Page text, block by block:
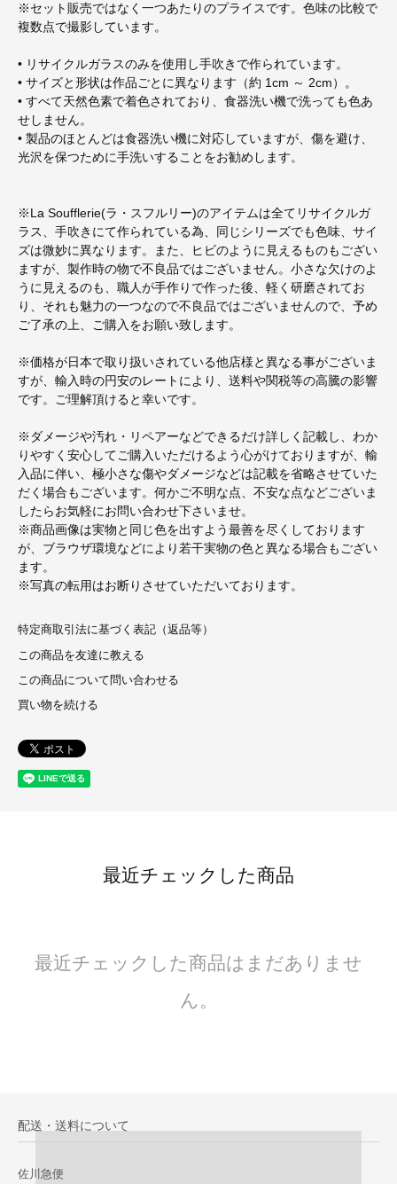
※セット販売ではなく一つあたりのプライスです。色味の比較で
複数点で撮影しています。
• リサイクルガラスのみを使用し手吹きで作られています。
• サイズと形状は作品ごとに異なります（約 1cm ～ 2cm）。
• すべて天然色素で着色されており、食器洗い機で洗っても色あ
せしません。
• 製品のほとんどは食器洗い機に対応していますが、傷を避け、
光沢を保つために手洗いすることをお勧めします。
※La Soufflerie(ラ・スフルリー)のアイテムは全てリサイクルガ
ラス、手吹きにて作られている為、同じシリーズでも色味、サイ
ズは微妙に異なります。また、ヒビのように見えるものもござい
ますが、製作時の物で不良品ではございません。小さな欠けのよ
うに見えるのも、職人が手作りで作った後、軽く研磨されてお
り、それも魅力の一つなので不良品ではございませんので、予め
ご了承の上、ご購入をお願い致します。
※価格が日本で取り扱いされている他店様と異なる事がございま
すが、輸入時の円安のレートにより、送料や関税等の高騰の影響
です。ご理解頂けると幸いです。
※ダメージや汚れ・リペアーなどできるだけ詳しく記載し、わか
りやすく安心してご購入いただけるよう心がけておりますが、輸
入品に伴い、極小さな傷やダメージなどは記載を省略させていた
だく場合もございます。何かご不明な点、不安な点などございま
したらお気軽にお問い合わせ下さいませ。
※商品画像は実物と同じ色を出すよう最善を尽くしております
が、ブラウザ環境などにより若干実物の色と異なる場合もござい
ます。
※写真の転用はお断りさせていただいております。
特定商取引法に基づく表記（返品等）
この商品を友達に教える
この商品について問い合わせる
買い物を続ける
最近チェックした商品
最近チェックした商品はまだありませ
ん。
配送・送料について
佐川急便